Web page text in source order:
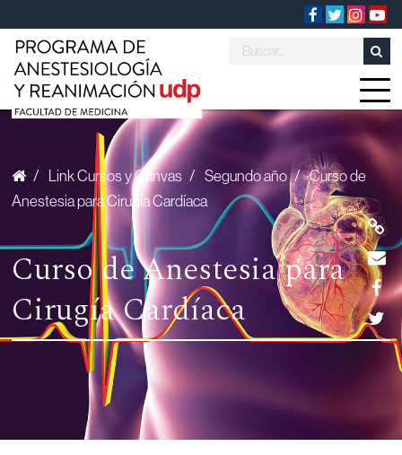
/ Link Cursos y Canvas / Segundo año / Curso de
Anestesia para Cirugía Cardíaca
Curso de Anestesia para
Cirugía Cardíaca